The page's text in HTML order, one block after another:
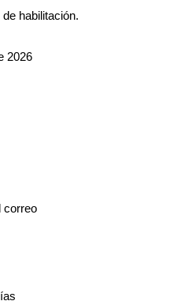
habilitación.
2026
correo